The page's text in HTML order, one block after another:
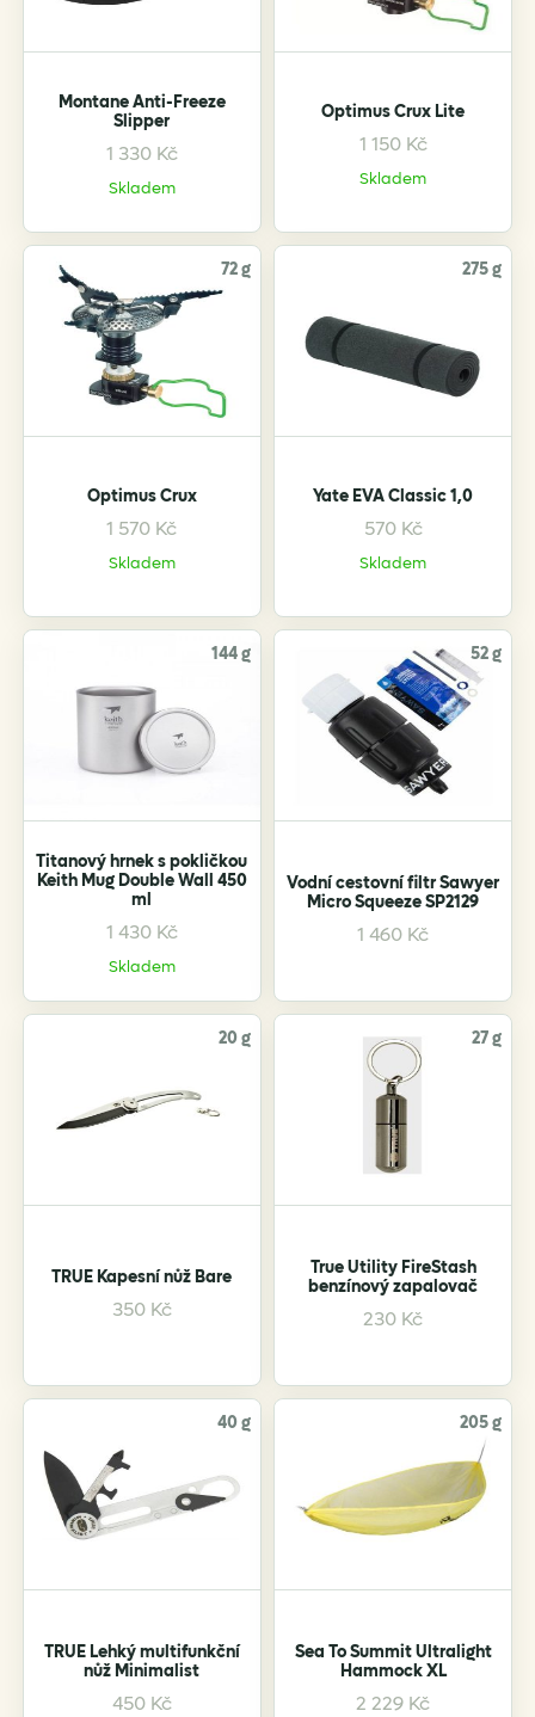
on
product
page
Montane Anti-Freeze
Slipper
1 330 Kč
Skladem
This
product
multiple
The
options
may
be
chosen
on
product
page
Optimus Crux Lite
1 150 Kč
Skladem
72 g
Optimus Crux
1 570 Kč
Skladem
275 g
Yate EVA Classic 1,0
570 Kč
Skladem
144 g
Titanový hrnek s pokličkou
Keith Mug Double Wall 450
ml
1 430 Kč
Skladem
52 g
Vodní cestovní filtr Sawyer
Micro Squeeze SP2129
1 460 Kč
20 g
TRUE Kapesní nůž Bare
350 Kč
27 g
True Utility FireStash
benzínový zapalovač
230 Kč
40 g
TRUE Lehký multifunkční
nůž Minimalist
450 Kč
205 g
Sea To Summit Ultralight
Hammock XL
2 229 Kč
This